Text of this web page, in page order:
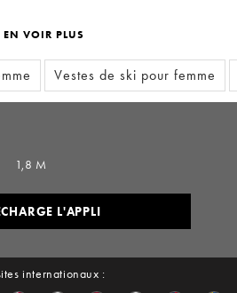
EN VOIR PLUS
Vestes de ski pour femme
internationaux :
1,8 M
L'APPLI